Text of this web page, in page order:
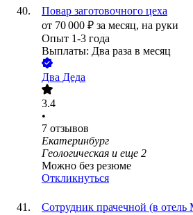
Повар заготовочного цеха
от 70 000 ₽ за месяц, на руки
Опыт 1-3 года
Выплаты: Два раза в месяц
Два Деда
3.4
•
7 отзывов
Екатеринбург
Геологическая и еще 2
Можно без резюме
Откликнуться
Сотрудник прачечной (в отель